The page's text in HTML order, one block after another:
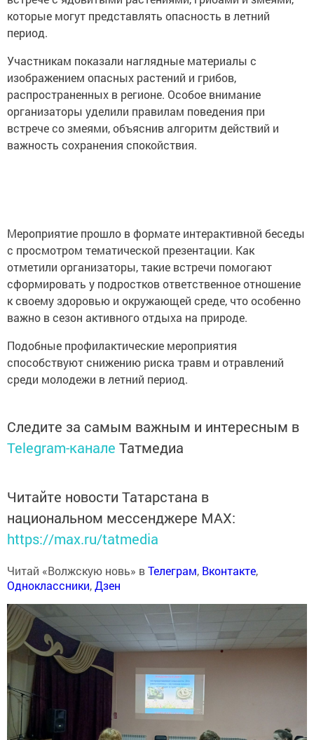
которые могут представлять опасность в летний
период.
Участникам показали наглядные материалы с
изображением опасных растений и грибов,
распространенных в регионе. Особое внимание
организаторы уделили правилам поведения при
встрече со змеями, объяснив алгоритм действий и
важность сохранения спокойствия.
Мероприятие прошло в формате интерактивной беседы
с просмотром тематической презентации. Как
отметили организаторы, такие встречи помогают
сформировать у подростков ответственное отношение
к своему здоровью и окружающей среде, что особенно
важно в сезон активного отдыха на природе.
Подобные профилактические мероприятия
способствуют снижению риска травм и отравлений
среди молодежи в летний период.
Следите за самым важным и интересным в
Telegram-канале Татмедиа
Читайте новости Татарстана в
национальном мессенджере MАХ:
https://max.ru/tatmedia
Читай «Волжскую новь» вТелеграм, Вконтакте,
Одноклассники,Дзен